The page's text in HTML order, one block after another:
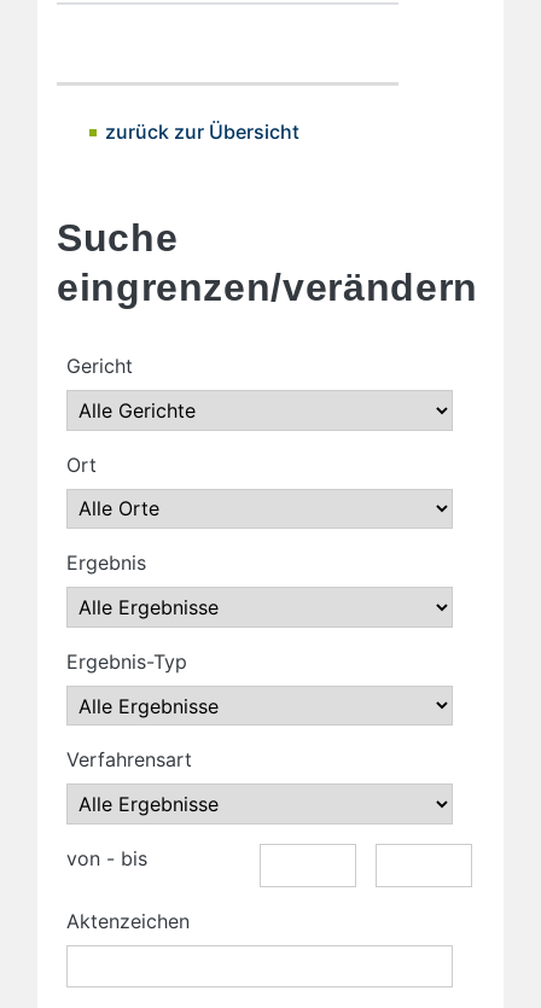
zurück zur Übersicht
Suche
eingrenzen/verändern
Gericht
Ort
Ergebnis
Ergebnis-Typ
Verfahrensart
von - bis
Aktenzeichen